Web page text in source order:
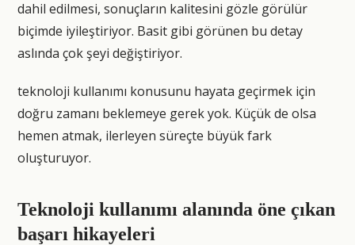
dahil edilmesi, sonuçların kalitesini gözle görülür
biçimde iyileştiriyor. Basit gibi görünen bu detay
aslında çok şeyi değiştiriyor.
teknoloji kullanımı konusunu hayata geçirmek için
doğru zamanı beklemeye gerek yok. Küçük de olsa
hemen atmak, ilerleyen süreçte büyük fark
oluşturuyor.
Teknoloji kullanımı alanında öne çıkan
başarı hikayeleri